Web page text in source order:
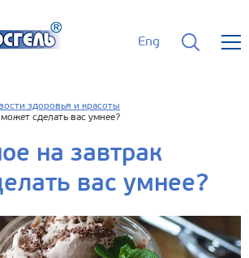
Eng
здоровья и красоты
сделать вас умнее?
на завтрак
вас умнее?